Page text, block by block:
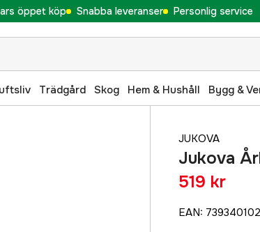
öppet köp Snabba leveranser Personlig service
Trädgård Skog Hem & Hushåll Bygg &
JUKOVA
Jukova
519 kr
EAN: